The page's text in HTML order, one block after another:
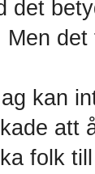
det
Men det
kan
att
folk